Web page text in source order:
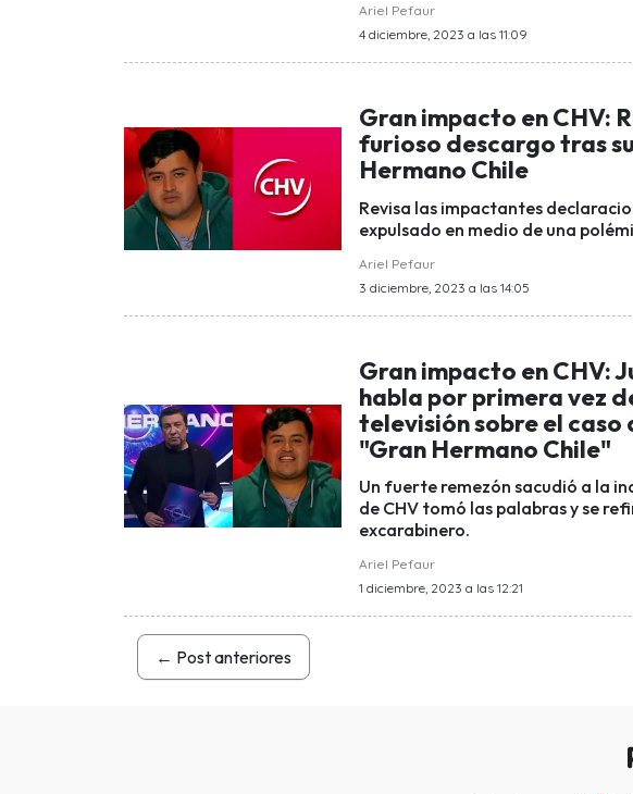
Ariel Pefaur
4 diciembre, 2023 a las 11:09
Gran impacto en CHV:
furioso descargo tras
Hermano Chile
Revisa las impactantes
expulsado en medio de una
Ariel Pefaur
3 diciembre, 2023 a las 14:05
Gran impacto en CHV:
habla por primera vez
televisión sobre el caso
"Gran Hermano Chile"
Un fuerte remezón sacudió a la
de CHV tomó las palabras y se
excarabinero.
Ariel Pefaur
1 diciembre, 2023 a las 12:21
← Post anteriores